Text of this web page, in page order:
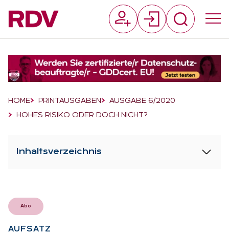
Breadcrumb-Navigation
HOME PRINTAUSGABEN
AUSGABE 6/2020
HOHES RISIKO ODER DOCH NICHT?
Inhaltsverzeichnis
Abo
AUF­SATZ